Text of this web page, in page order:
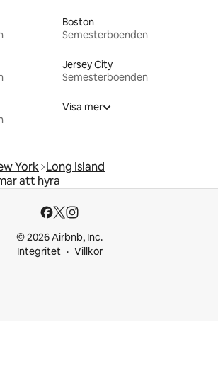
Boston
Semesterboenden
Jersey City
Semesterboenden
Visa mer
York Long Island
att hyra
© 2026 Airbnb, Inc.
Integritet
Villkor